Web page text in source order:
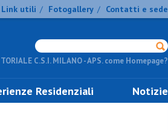
Link utili / Fotogallery / Contatti e sede
C.S.I. MILANO - APS. come Homepage?
Residenziali Notizie